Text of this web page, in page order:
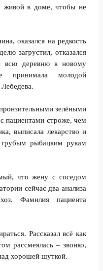
живой в доме, чтобы не
оказался на редкость
загрустил, отказался
всю деревню к новому
принимала молодой
зелёными
пациентами строже, чем
выписала лекарство и
грубым рыбацким рукам
что жену с соседом
сейчас два анализа
Фамилия пациента
Рассказал всё как
рассмеялась – звонко,
хорошей шуткой.